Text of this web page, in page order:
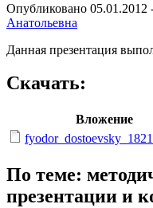
Опубликовано 05.01.2012
Анатольевна
Данная презентация
Скачать:
Вложение
По теме:
презентации и